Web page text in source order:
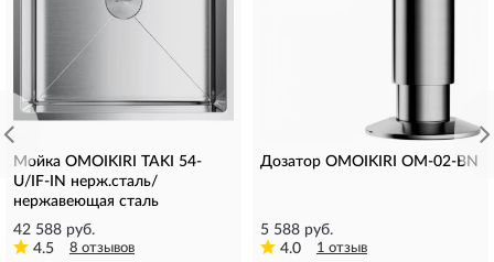
Мойка OMOIKIRI TAKI 54-
U/IF-IN нерж.сталь/
нержавеющая сталь
42 588 руб.
4.5
8 отзывов
Дозатор OMOIKIRI OM-02-BN
5 588 руб.
4.0
1 отзыв